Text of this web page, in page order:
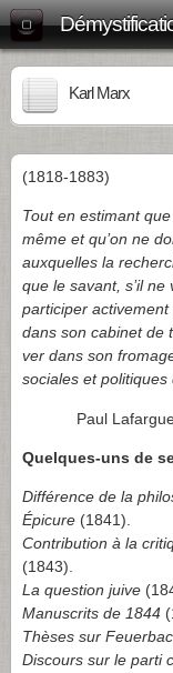
Karl Marx
(1818-1883)
Tout en estimant
même et qu’on ne
auxquelles la
que le savant, s’il
participer
dans son cabinet de
ver dans son
sociales et politiques
Paul
Quelques-uns de
Différence de la
Épicure (1841).
Contribution à la
(1843).
La question juive
Manuscrits de 1844
Thèses sur
Discours sur le parti